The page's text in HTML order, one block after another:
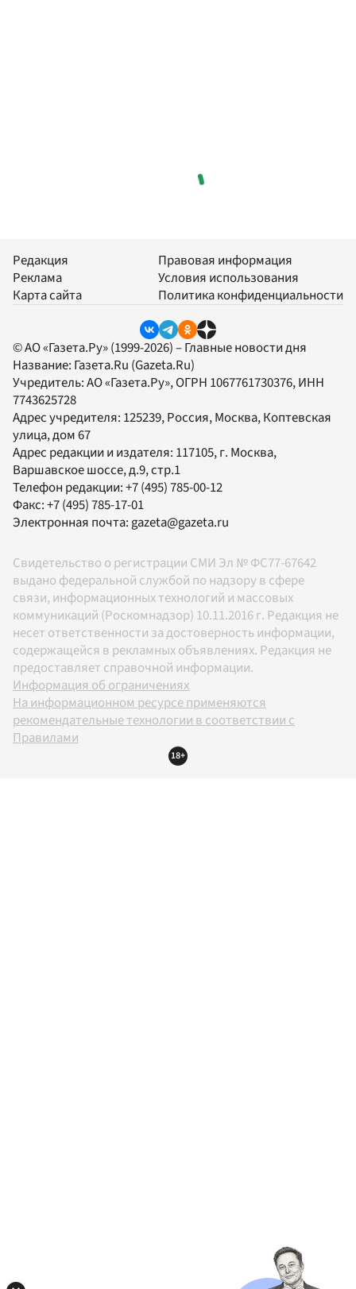
Редакция
Реклама
Карта сайта
Правовая информация
Условия использования
Политика конфиденциальности
© АО «Газета.Ру» (1999-2026) – Главные новости дня
Название: Газета.Ru (Gazeta.Ru)
Учредитель:АО «Газета.Ру», ОГРН 1067761730376, ИНН
7743625728
Адрес учредителя: 125239, Россия, Москва, Коптевская
улица, дом 67
Адрес редакции и издателя: 117105, г. Москва,
Варшавское шоссе, д.9, стр.1
Телефон редакции:+7 (495) 785-00-12
Факс:+7 (495) 785-17-01
Электронная почта:gazeta@gazeta.ru
Свидетельство о регистрации СМИ Эл № ФС77-67642
выдано федеральной службой по надзору в сфере
связи, информационных технологий и массовых
коммуникаций (Роскомнадзор) 10.11.2016 г. Редакция не
несет ответственности за достоверность информации,
содержащейся в рекламных объявлениях. Редакция не
предоставляет справочной информации.
Информация об ограничениях
На информационном ресурсе применяются
рекомендательные технологии в соответствии с
Правилами
18+